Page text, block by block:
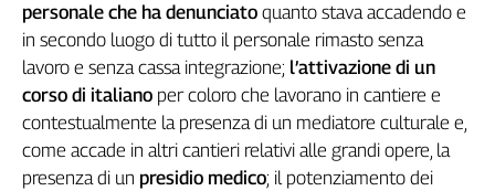
Genova,
il
sangue
ragione
120
anni
Cgil
personale che ha denunciato quanto stava accadendo e
in secondo luogo di tutto il personale rimasto senza
lavoro e senza cassa integrazione; l’attivazione di un
corso di italiano per coloro che lavorano in cantiere e
contestualmente la presenza di un mediatore culturale e,
come accade in altri cantieri relativi alle grandi opere, la
presenza di un presidio medico; il potenziamento dei